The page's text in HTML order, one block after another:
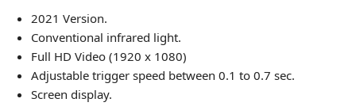
2021 Version.
Conventional infrared light.
Full HD Video (1920 x 1080)
Adjustable trigger speed between 0.1 to 0.7 sec.
Screen display.